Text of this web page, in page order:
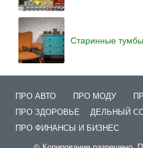
Старинные
ПРО АВТО ПРО МОДУ
ПРО ЗДОРОВЬЕ
ДЕЛЬНЫЙ
ПРО ФИНАНСЫ И БИЗНЕС